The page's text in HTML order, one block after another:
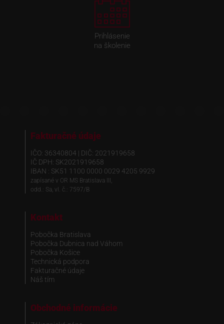
Prihlásenie
na školenie
Fakturačné údaje
IČO: 36340804 | DIČ: 2021919658
IČ DPH: SK2021919658
IBAN : SK51 1100 0000 0029 4205 9929
zapísané v OR MS Bratislava III,
odd.: Sa, vl. č.: 7597/B
Kontakt
Pobočka Bratislava
Pobočka Dubnica nad Váhom
Pobočka Košice
Technická podpora
Fakturačné údaje
Náš tím
Obchodné informácie